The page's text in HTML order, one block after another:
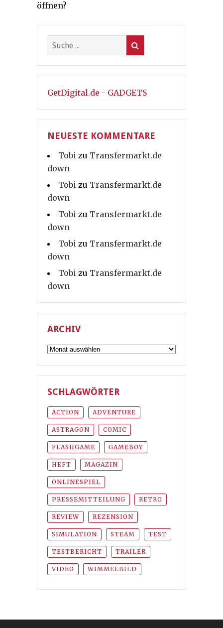
öffnen?
GetDigital.de - GADGETS
NEUESTE KOMMENTARE
Tobi zu Transfermarkt.de
down
Tobi zu Transfermarkt.de
down
Tobi zu Transfermarkt.de
down
Tobi zu Transfermarkt.de
down
Tobi zu Transfermarkt.de
down
ARCHIV
Archiv
SCHLAGWÖRTER
ACTION ADVENTURE
ASTRAGON COMIC
FLASHGAME GAMEBOY
HEFT MAGAZIN
ONLINESPIEL
PRESSEMITTEILUNG RETRO
REVIEW REZENSION
SIMULATION STEAM TEST
TESTBERICHT TRAILER
VIDEO WIMMELBILD